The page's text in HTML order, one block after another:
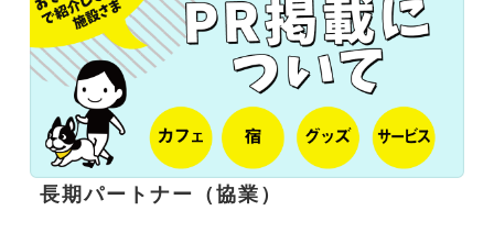
長期パートナー（協業）